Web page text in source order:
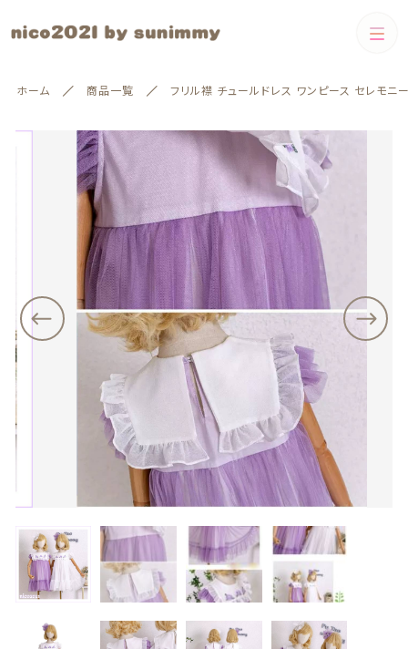
ホーム 商品一覧 フリル襟 チュールドレス ワンピース セレモニ
カートに商品を追加しました
サイズ
配送方法
カラー
数量
（税込）
ショッピングを続ける
カートを確認する
カテゴリー
Girls
60cm-80cm
100cm
110cm 120cm
すべて
Boys
Girls
❃即納
60cm-80cm
90cm
100cm
110cm
120cm
130cm
140cm
絞り込み検索
親カテゴリー
子カテゴリー
～
その他
在庫あり セール
並び順